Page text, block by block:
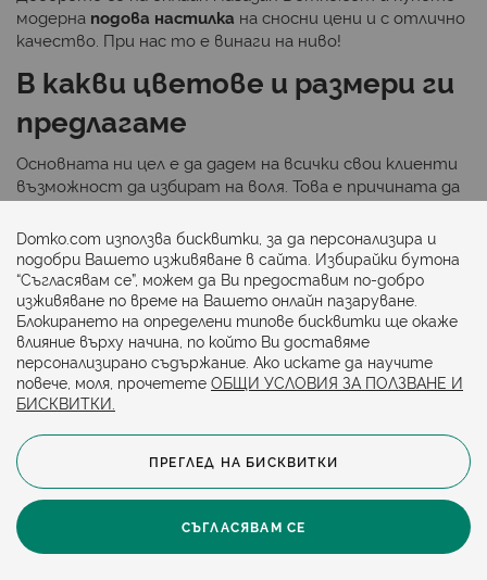
модерна подова настилка на сносни цени и с отлично
качество. При нас то е винаги на ниво!
В какви цветове и размери ги
предлагаме
Основната ни цел е да дадем на всички свои клиенти
възможност да избират на воля. Това е причината да
поддържаме голямо разнообразие от продукти, част
от които са и релефните килими, достъпни в
следните варианти:
Шаги;
Едноцветни - бежови, бели, жълти, зелени,
кафяви, розови, сиви, черни и др.;
Фигурални;
В градски стил;
см, 200/280 см, 200/290 см, 60/100 см и 80/150
см.
Domko.com използва бисквитки, за да персонализира и
подобри Вашето изживяване в сайта. Избирайки бутона
“Съгласявам се”, можем да Ви предоставим по-добро
изживяване по време на Вашето онлайн пазаруване.
Блокирането на определени типове бисквитки ще окаже
влияние върху начина, по който Ви доставяме
персонализирано съдържание. Ако искате да научите
повече, моля, прочетете ОБЩИ УСЛОВИЯ ЗА ПОЛЗВАНЕ И
БИСКВИТКИ.
СЪГЛАСЯВАМ СЕ
ПРЕГЛЕД НА БИСКВИТКИ